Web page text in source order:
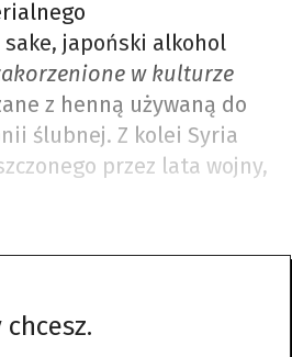
japoński alkohol
w kulturze
z henną używaną do
ślubnej. Z kolei Syria
przez lata wojny,